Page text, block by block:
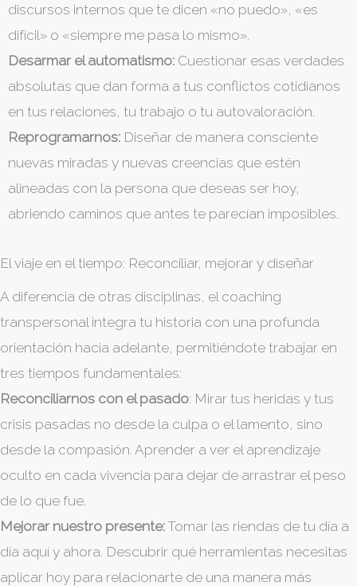
discursos internos que te dicen «no puedo», «es
difícil» o «siempre me pasa lo mismo».
Desarmar el automatismo: Cuestionar esas verdades
absolutas que dan forma a tus conflictos cotidianos
en tus relaciones, tu trabajo o tu autovaloración.
Reprogramarnos: Diseñar de manera consciente
nuevas miradas y nuevas creencias que estén
alineadas con la persona que deseas ser hoy,
abriendo caminos que antes te parecían imposibles.
El viaje en el tiempo: Reconciliar, mejorar y diseñar
A diferencia de otras disciplinas, el coaching
transpersonal integra tu historia con una profunda
orientación hacia adelante, permitiéndote trabajar en
tres tiempos fundamentales:
Reconciliarnos con el pasado: Mirar tus heridas y tus
crisis pasadas no desde la culpa o el lamento, sino
desde la compasión. Aprender a ver el aprendizaje
oculto en cada vivencia para dejar de arrastrar el peso
de lo que fue.
Mejorar nuestro presente:Tomar las riendas de tu día a
día aquí y ahora. Descubrir qué herramientas necesitas
aplicar hoy para relacionarte de una manera más